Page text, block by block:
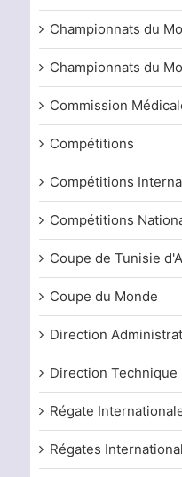
Championnats du
Championnats du
Commission
Compétitions
Compétitions
Compétitions
Coupe de Tunisie
Coupe du Monde
Direction
Direction Technique
Régate
Régates